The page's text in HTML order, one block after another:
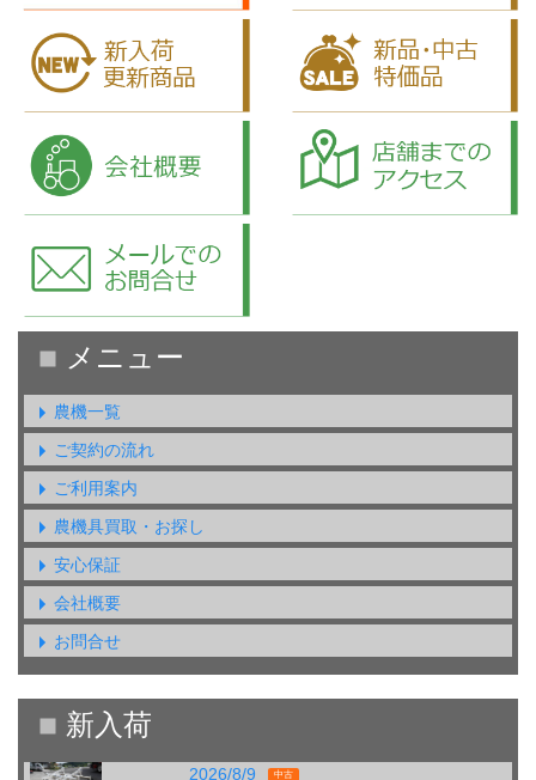
農機一覧
ご契約の流れ
ご利用案内
農機具買取・お探し
安心保証
会社概要
お問合せ
2026/8/9 中古